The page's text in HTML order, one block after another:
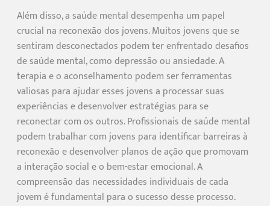
Além disso, a saúde mental desempenha um papel
crucial na reconexão dos jovens. Muitos jovens que se
sentiram desconectados podem ter enfrentado desafios
de saúde mental, como depressão ou ansiedade. A
terapia e o aconselhamento podem ser ferramentas
valiosas para ajudar esses jovens a processar suas
experiências e desenvolver estratégias para se
reconectar com os outros. Profissionais de saúde mental
podem trabalhar com jovens para identificar barreiras à
reconexão e desenvolver planos de ação que promovam
a interação social e o bem-estar emocional. A
compreensão das necessidades individuais de cada
jovem é fundamental para o sucesso desse processo.